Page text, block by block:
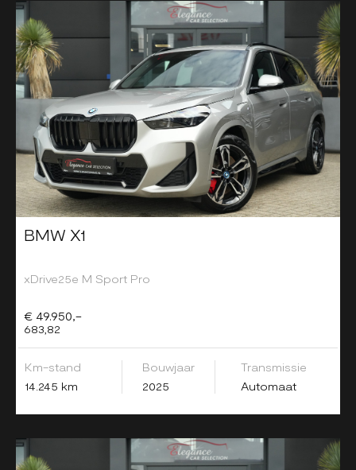
BMW X1
xDrive25e M Sport Pro
€ 49.950,-
683,82
Km-stand
14.245 km
Bouwjaar
2025
Transmissie
Automaat